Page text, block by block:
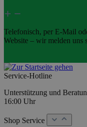
Telefonisch, per E-Mail
Website – wir melden uns
Service-Hotline
Unterstützung und
16:00 Uhr
Shop Service